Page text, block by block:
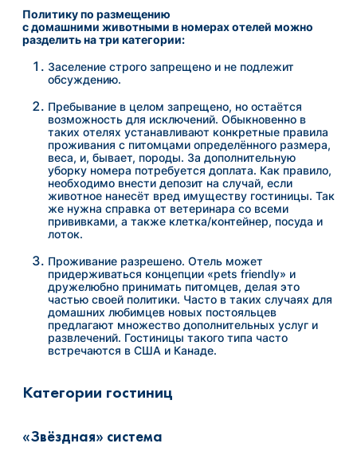
Политику по размещению
сдомашними животными вномерахотелей можно
разделить на три категории:
Заселение строго запрещено и не подлежит
обсуждению.
Пребывание в целом запрещено, но остаётся
возможность для исключений. Обыкновенно в
таких отелях устанавливают конкретные правила
проживания с питомцами определённого размера,
веса, и, бывает, породы. За дополнительную
уборку номера потребуется доплата. Как правило,
необходимо внести депозит на случай, если
животное нанесёт вред имуществу гостиницы. Так
же нужна справка от ветеринара со всеми
прививками, а также клетка/контейнер, посуда и
лоток.
Проживание разрешено. Отель может
придерживаться концепции «pets friendly» и
дружелюбно принимать питомцев, делая это
частью своей политики. Часто в таких случаях для
домашних любимцев новых постояльцев
предлагают множество дополнительных услуг и
развлечений. Гостиницы такого типа часто
встречаются в США и Канаде.
Категории гостиниц
«Звёздная» система